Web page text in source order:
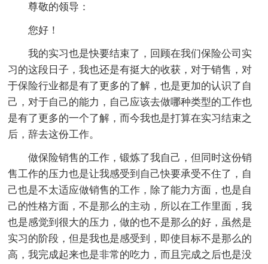
尊敬的领导：
您好！
我的实习也是快要结束了，回顾在我们保险公司实
习的这段日子，我也还是有挺大的收获，对于销售，对
于保险行业都是有了更多的了解，也是更加的认识了自
己，对于自己的能力，自己应该去做哪种类型的工作也
是有了更多的一个了解，而今我也是打算在实习结束之
后，辞去这份工作。
做保险销售的工作，锻炼了我自己，但同时这份销
售工作的压力也是让我感受到自己快要承受不住了，自
己也是不太适应做销售的工作，除了能力方面，也是自
己的性格方面，不是那么的主动，所以在工作里面，我
也是感觉到很大的压力，做的也不是那么的好，虽然是
实习的阶段，但是我也是感受到，即使目标不是那么的
高，我完成起来也是非常的吃力，而且完成之后也是没